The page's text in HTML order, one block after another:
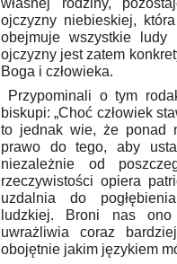
własnej rodziny,
ojczyzny niebieskiej,
obejmuje wszystkie ludy
ojczyzny jest zatem
Boga i człowieka.
Przypominali o tym
biskupi: „Choć człowiek
to jednak wie, że ponad
prawo do tego, aby
niezależnie od
rzeczywistości opiera
uzdalnia do
ludzkiej. Broni nas
uwrażliwia coraz
obojętnie jakim językiem